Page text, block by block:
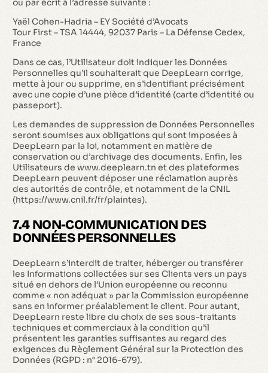
ou par écrit à l’adresse suivante :
Yaël Cohen-Hadria – EY Société d’Avocats
Tour First – TSA 14444, 92037 Paris – La Défense Cedex,
France
Dans ce cas, l’Utilisateur doit indiquer les Données
Personnelles qu’il souhaiterait que DeepLearn corrige,
mette à jour ou supprime, en s’identifiant précisément
avec une copie d’une pièce d’identité (carte d’identité ou
passeport).
Les demandes de suppression de Données Personnelles
seront soumises aux obligations qui sont imposées à
DeepLearn par la loi, notamment en matière de
conservation ou d’archivage des documents. Enfin, les
Utilisateurs de www.deeplearn.tn et des plateformes
DeepLearn peuvent déposer une réclamation auprès
des autorités de contrôle, et notamment de la CNIL
(https://www.cnil.fr/fr/plaintes).
7.4 NON-COMMUNICATION DES
DONNÉES PERSONNELLES
DeepLearn s’interdit de traiter, héberger ou transférer
les Informations collectées sur ses Clients vers un pays
situé en dehors de l’Union européenne ou reconnu
comme « non adéquat » par la Commission européenne
sans en informer préalablement le client. Pour autant,
DeepLearn reste libre du choix de ses sous-traitants
techniques et commerciaux à la condition qu’il
présentent les garanties suffisantes au regard des
exigences du Règlement Général sur la Protection des
Données (RGPD : n° 2016-679).